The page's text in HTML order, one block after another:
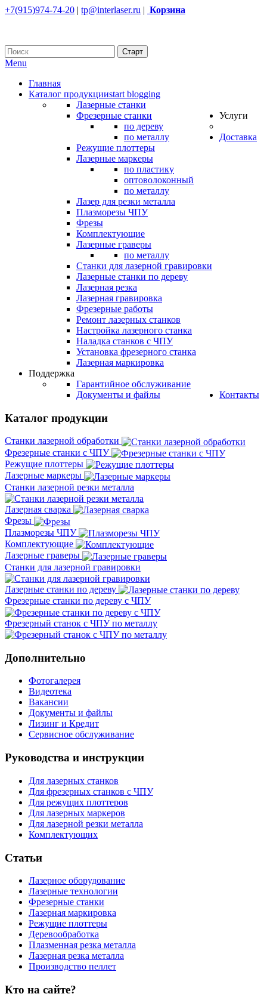
+7(915)974-74-20 | tp@interlaser.ru | Корзина
Menu
Главная
Каталог продукцииstart blogging
Лазерные станки
Фрезерные станки
по дереву
по металлу
Режущие плоттеры
Лазерные маркеры
по пластику
оптоволоконный
по металлу
Лазер для резки металла
Плазморезы ЧПУ
Фрезы
Комплектующие
Лазерные граверы
по металлу
Станки для лазерной гравировки
Лазерные станки по дереву
Услуги
Лазерная резка
Лазерная гравировка
Фрезерные работы
Ремонт лазерных станков
Настройка лазерного станка
Наладка станков с ЧПУ
Установка фрезерного станка
Лазерная маркировка
Доставка
Поддержка
Гарантийное обслуживание
Документы и файлы
Контакты
Каталог продукции
Станки лазерной обработки
Фрезерные станки с ЧПУ
Режущие плоттеры
Лазерные маркеры
Станки лазерной резки металла
Лазерная сварка
Фрезы
Плазморезы ЧПУ
Комплектующие
Лазерные граверы
Станки для лазерной гравировки
Лазерные станки по дереву
Фрезерные станки по дереву с ЧПУ
Фрезерный станок с ЧПУ по металлу
Дополнительно
Фотогалерея
Видеотека
Вакансии
Документы и файлы
Лизинг и Кредит
Сервисное обслуживание
Руководства и инструкции
Для лазерных станков
Для фрезерных станков с ЧПУ
Для режущих плоттеров
Для лазерных маркеров
Для лазерной резки металла
Комплектующих
Статьи
Лазерное оборудование
Лазерные технологии
Фрезерные станки
Лазерная маркировка
Режущие плоттеры
Деревообработка
Плазменная резка металла
Лазерная резка металла
Производство пеллет
Кто на сайте?